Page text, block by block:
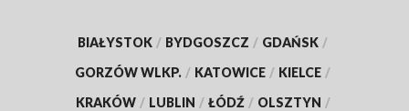
BIAŁYSTOK / BYDGOSZCZ / GDAŃSK /
GORZÓW WLKP. / KATOWICE / KIELCE /
KRAKÓW / LUBLIN / ŁÓDŹ / OLSZTYN /